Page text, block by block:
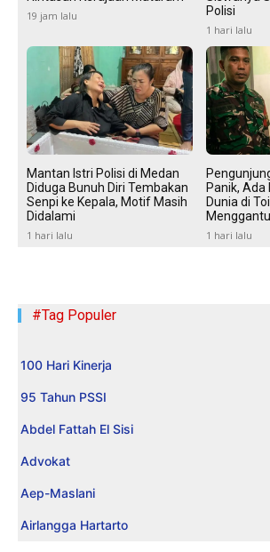
19 jam lalu
Polisi
1 hari lalu
Mantan Istri Polisi di Medan
Diduga Bunuh Diri Tembakan
Senpi ke Kepala, Motif Masih
Didalami
1 hari lalu
Panik, Ada
Dunia di
1 hari lalu
#Tag Populer
100 Hari Kinerja
95 Tahun PSSI
Abdel Fattah El Sisi
Advokat
Aep-Maslani
Airlangga Hartarto